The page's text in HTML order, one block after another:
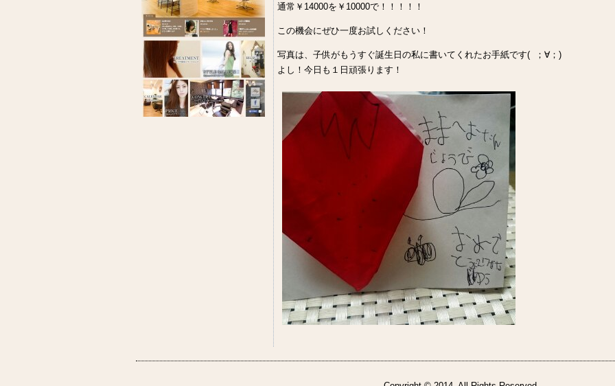
通常￥14000を￥10000で！！！！！
この機会にぜひ一度お試しください！
写真は、子供がもうすぐ誕生日の私に書いてくれたお手紙です( ；∀；)
よし！今日も１日頑張ります！